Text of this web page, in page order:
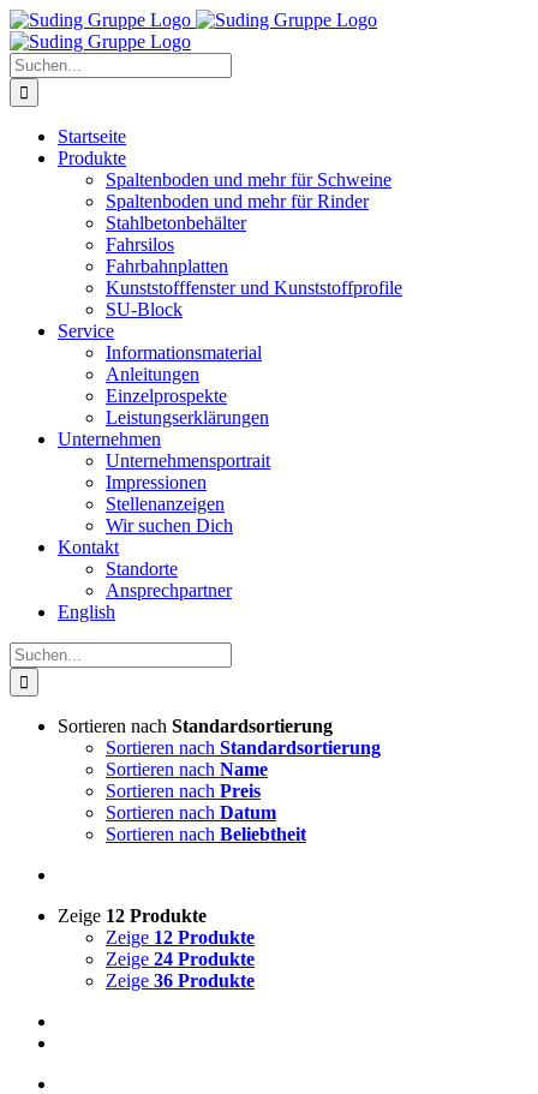
Zum
Inhalt
springen
Suche
nach:
Startseite
Produkte
Spaltenboden und mehr für Schweine
Spaltenboden und mehr für Rinder
Stahlbetonbehälter
Fahrsilos
Fahrbahnplatten
Kunststofffenster und Kunststoffprofile
SU-Block
Service
Informationsmaterial
Anleitungen
Einzelprospekte
Leistungserklärungen
Unternehmen
Unternehmensportrait
Impressionen
Stellenanzeigen
Wir suchen Dich
Kontakt
Standorte
Ansprechpartner
English
Suche
nach:
Sortieren nach Standardsortierung
Sortieren nach Standardsortierung
Sortieren nach Name
Sortieren nach Preis
Sortieren nach Datum
Sortieren nach Beliebtheit
Zeige 12 Produkte
Zeige 12 Produkte
Zeige 24 Produkte
Zeige 36 Produkte